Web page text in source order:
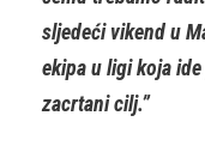
sljedeći vikend u
ekipa u ligi koja
zacrtani cilj.”